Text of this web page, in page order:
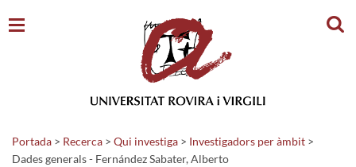
Portada > Recerca > Qui investiga > Investigadors per àmbit >
Dades generals - Fernández Sabater, Alberto